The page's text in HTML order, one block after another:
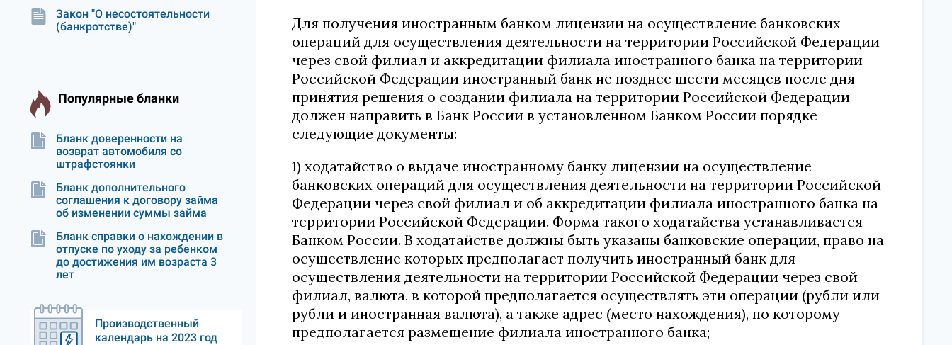
Закон "О несостоятельности
(банкротстве)"
Популярные бланки
Бланк доверенности на
возврат автомобиля со
штрафстоянки
Бланк дополнительного
соглашения к договору займа
об изменении суммы займа
Бланк справки о нахождении в
отпуске по уходу за ребенком
до достижения им возраста 3
лет
Производственный
календарь на 2023 год
Для получения иностранным банком лицензии на осуществление банковских
операций для осуществления деятельности на территории Российской Федерации
через свой филиал и аккредитации филиала иностранного банка на территории
Российской Федерации иностранный банк не позднее шести месяцев после дня
принятия решения о создании филиала на территории Российской Федерации
должен направить в Банк России в установленном Банком России порядке
следующие документы:
1) ходатайство о выдаче иностранному банку лицензии на осуществление
банковских операций для осуществления деятельности на территории Российской
Федерации через свой филиал и об аккредитации филиала иностранного банка на
территории Российской Федерации. Форма такого ходатайства устанавливается
Банком России. В ходатайстве должны быть указаны банковские операции, право на
осуществление которых предполагает получить иностранный банк для
осуществления деятельности на территории Российской Федерации через свой
филиал, валюта, в которой предполагается осуществлять эти операции (рубли или
рубли и иностранная валюта), а также адрес (место нахождения), по которому
предполагается размещение филиала иностранного банка;